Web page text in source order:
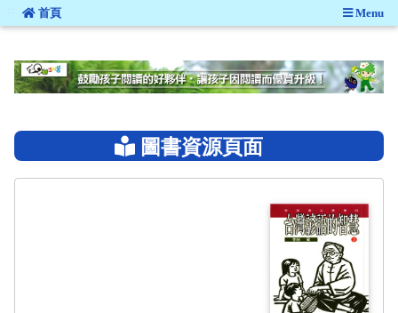
::: 首頁 Menu
圖書資源頁面